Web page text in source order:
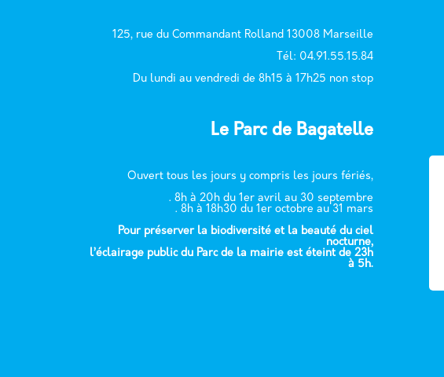
125, rue du Commandant Rolland 13008 Marseille
Tél: 04.91.55.15.84
Du lundi au vendredi de 8h15 à 17h25 non stop
Le Parc de Bagatelle
Ouvert tous les jours y compris les jours fériés,
. 8h à 20h du 1er avril au 30 septembre
. 8h à 18h30 du 1er octobre au 31 mars
Pour préserver la biodiversité et la beauté du ciel
nocturne,
l’éclairage public du Parc de la mairie est éteint de 23h
à 5h.